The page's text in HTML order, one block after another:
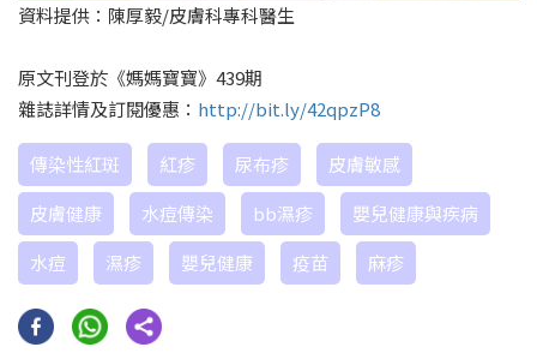
資料提供：陳厚毅/皮膚科專科醫生
原文刊登於《媽媽寶寶》439期
雜誌詳情及訂閱優惠： http://bit.ly/42qpzP8
傳染性紅斑 紅疹 尿布疹
皮膚敏感
皮膚健康
水痘傳染 bb濕疹
嬰兒健康與疾病
水痘
濕疹 嬰兒健康 疫苗 麻疹